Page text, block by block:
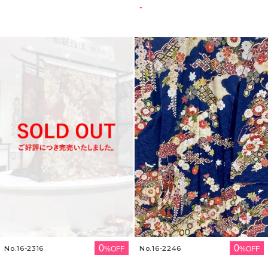
-
No.16-2316 0%OFF No.16-2246 0%OFF